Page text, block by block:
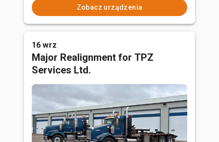
Zobacz urządzenia
16 wrz
Major Realignment for TPZ
Services Ltd.